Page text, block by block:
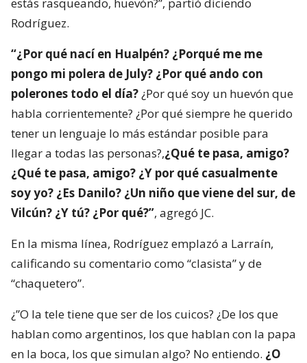
estás rasqueando, huevón?”, partió diciendo
Rodríguez.
“¿Por qué nací en Hualpén? ¿Porqué me me
pongo mi polera de July? ¿Por qué ando con
polerones todo el día?¿Por qué soy un huevón que
habla corrientemente? ¿Por qué siempre he querido
tener un lenguaje lo más estándar posible para
llegar a todas las personas?,¿Qué te pasa, amigo?
¿Qué te pasa, amigo? ¿Y por qué casualmente
soy yo? ¿Es Danilo? ¿Un niño que viene del sur, de
Vilcún? ¿Y tú? ¿Por qué?”, agregó JC.
En la misma línea, Rodríguez emplazó a Larraín,
calificando su comentario como “clasista” y de
“chaquetero”.
¿”O la tele tiene que ser de los cuicos? ¿De los que
hablan como argentinos, los que hablan con la papa
en la boca, los que simulan algo? No entiendo. ¿O